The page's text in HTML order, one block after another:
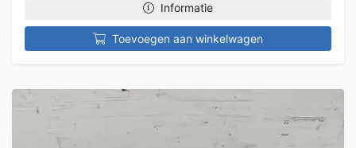
Informatie
Toevoegen aan winkelwagen